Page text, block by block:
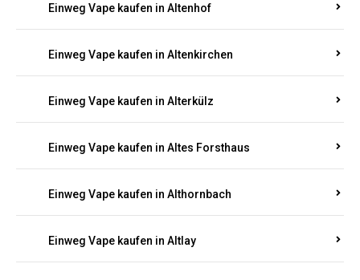
Einweg Vape kaufen in Altenhof
Einweg Vape kaufen in Altenkirchen
Einweg Vape kaufen in Alterkülz
Einweg Vape kaufen in Altes Forsthaus
Einweg Vape kaufen in Althornbach
Einweg Vape kaufen in Altlay